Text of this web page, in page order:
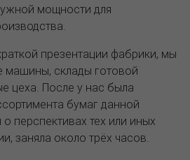
мощности для
презентации фабрики, мы
склады готовой
цеха. После у нас была
бумаг данной
перспективах тех или иных
заняла около трёх часов.